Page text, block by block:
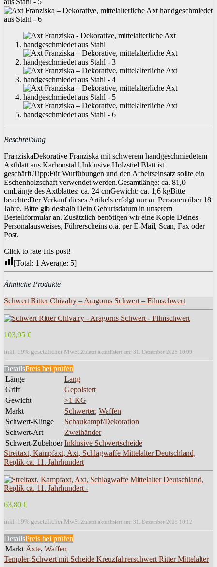
Beschreibung
FranziskaDekorative Franziska mit schwerem handgeschmiedetem
Axtblatt aus Karbonstahl.Inklusive Holzstiel.Blatt ist
geschärft.Tipp:Für Wurfübungen und den Arbeitseinsatz sollte ein
Eschenholzschaft verwendet werden.Gesamtlänge: ca. 81,0
cmLänge des Axtblattes: ca. 24 cmGewicht: ca. 1,6 kgBitte
beachte:Der Verkauf dieses Artikels erfolgt nur an Personen über 18
Jahre. Bitte gib deshalb Dein Geburtsdatum in unserem
Bestellformular an. Zusätzlich benötigen wir eine Kopie Deines
Personalausweises, Führerscheins o.ä. per E-Mail, Scan, Fax oder
Post.
Click to rate this post!
[Total: 1 Average: 5]
Ähnliche Produkte
Schwert Ritter Chivalry – Aragorns Schwert – Filmschwert
103,95 €
inkl. 19% gesetzlicher MwSt. Zuletzt aktualisiert am: 31. Dezember 2025 10:09
DetailsPreis bei prüfen
Länge
Lang
Griff
Gepolstert
Gewicht
>1 KG
Markt
Schwerter, Waffen
Schwert-Klinge
Schaukampf/Dekoration
Schwert-Art
Zweihänder
Schwert-Zubehoer Inklusive Schwertscheide
Streitaxt, Kampfaxt, Axt, Schlagwaffe Mittelalter Deutschland,
Replik ca. 11. Jahrhundert
63,80 €
inkl. 19% gesetzlicher MwSt. Zuletzt aktualisiert am: 31. Dezember 2025 10:12
DetailsPreis bei prüfen
Markt Äxte, Waffen
Templer-Schwert mit Scheide Kreuzfahrerschwert Ritter Mittelalter